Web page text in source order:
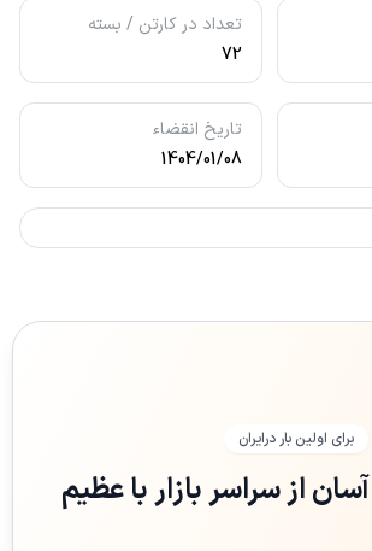
تعداد در کارتن / بسته
72
تاریخ انقضاء
1404/01/08
برای اولین بار درایران
از سراسر بازار با عظیم